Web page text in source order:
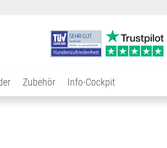
Zubehör Info-Cockpit